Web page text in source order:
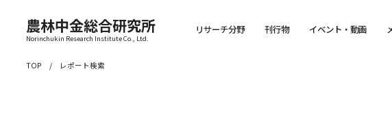
農林中金総合研究所
Norinchukin Research Institute Co., Ltd.
リサーチ分野 刊行物 イベント・動画
TOP レポート検索